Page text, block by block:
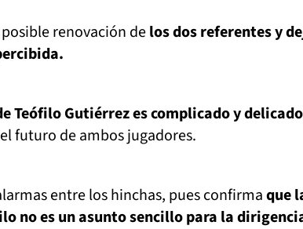
renovación delos dos referentes y
Teófilo Gutiérrez es complicado y delicado
futuro de ambos jugadores.
entre los hinchas, pues confirmaque
no es un asunto sencillo para la